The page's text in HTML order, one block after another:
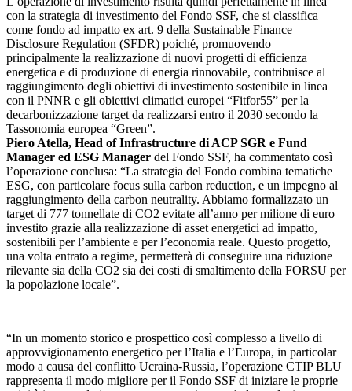
con la strategia di investimento del Fondo SSF, che si classifica
come fondo ad impatto ex art. 9 della Sustainable Finance
Disclosure Regulation (SFDR) poiché, promuovendo
principalmente la realizzazione di nuovi progetti di efficienza
energetica e di produzione di energia rinnovabile, contribuisce al
raggiungimento degli obiettivi di investimento sostenibile in linea
con il PNNR e gli obiettivi climatici europei “Fitfor55” per la
decarbonizzazione target da realizzarsi entro il 2030 secondo la
Tassonomia europea “Green”.
Piero Atella, Head of Infrastructure di ACP SGR e Fund
Manager ed ESG Manager del Fondo SSF, ha commentato così
l’operazione conclusa: “La strategia del Fondo combina tematiche
ESG, con particolare focus sulla carbon reduction, e un impegno al
raggiungimento della carbon neutrality. Abbiamo formalizzato un
target di 777 tonnellate di CO2 evitate all’anno per milione di euro
investito grazie alla realizzazione di asset energetici ad impatto,
sostenibili per l’ambiente e per l’economia reale. Questo progetto,
una volta entrato a regime, permetterà di conseguire una riduzione
rilevante sia della CO2 sia dei costi di smaltimento della FORSU per
la popolazione locale”.
“In un momento storico e prospettico così complesso a livello di
approvvigionamento energetico per l’Italia e l’Europa, in particolar
modo a causa del conflitto Ucraina-Russia, l’operazione CTIP BLU
rappresenta il modo migliore per il Fondo SSF di iniziare le proprie